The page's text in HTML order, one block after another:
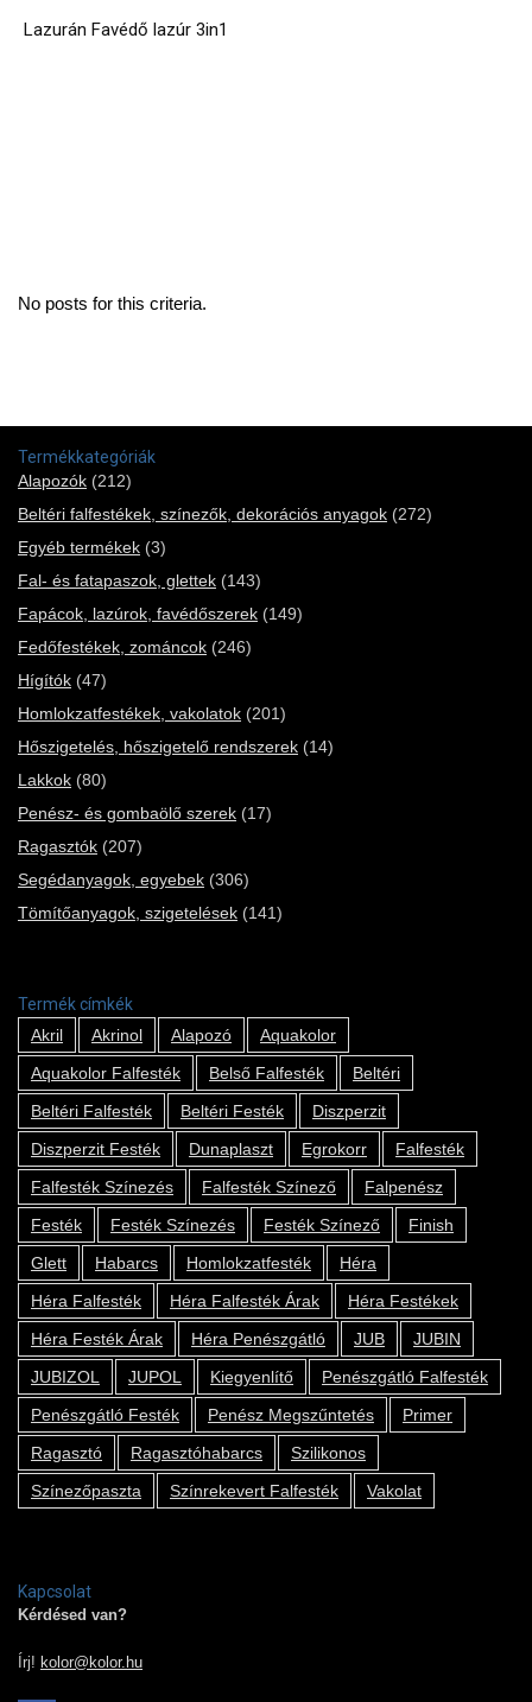
Lazurán Favédő lazúr 3in1
No posts for this criteria.
Termékkategóriák
Alapozók (212)
Beltéri falfestékek, színezők, dekorációs anyagok (272)
Egyéb termékek (3)
Fal- és fatapaszok, glettek (143)
Fapácok, lazúrok, favédőszerek (149)
Fedőfestékek, zománcok (246)
Hígítók (47)
Homlokzatfestékek, vakolatok (201)
Hőszigetelés, hőszigetelő rendszerek (14)
Lakkok (80)
Penész- és gombaölő szerek (17)
Ragasztók (207)
Segédanyagok, egyebek (306)
Tömítőanyagok, szigetelések (141)
Termék címkék
Akril
Akrinol Alapozó
Aquakolor
Aquakolor Falfesték
Belső Falfesték
Beltéri
Beltéri Falfesték
Beltéri Festék
Diszperzit
Diszperzit Festék
Dunaplaszt Egrokorr
Falfesték
Falfesték Színezés
Falfesték Színező
Falpenész
Festék
Festék Színezés Festék Színező
Finish
Glett
Habarcs Homlokzatfesték
Héra
Héra Falfesték
Héra Falfesték Árak
Héra Festékek
Héra Festék Árak
Héra Penészgátló JUB
JUBIN
JUBIZOL
JUPOL Kiegyenlítő
Penészgátló Falfesték
Penészgátló Festék
Penész Megszűntetés
Primer
Ragasztó
Ragasztóhabarcs
Szilikonos
Színezőpaszta
Színrekevert Falfesték Vakolat
Kapcsolat
Kérdésed van?
Írj! kolor@kolor.hu